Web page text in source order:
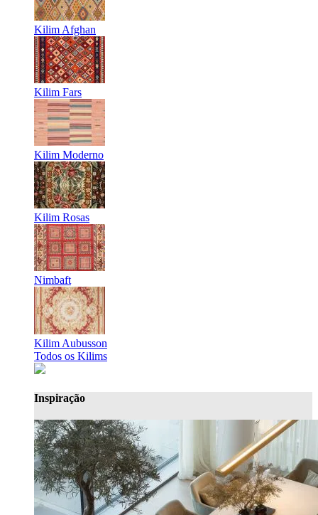
Kilim Afghan
Kilim Fars
Kilim Moderno
Kilim Rosas
Nimbaft
Kilim Aubusson
Todos os Kilims
Inspiração